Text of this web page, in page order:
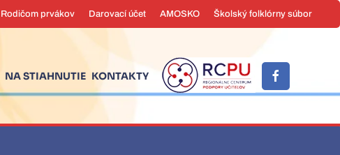
Rodičom prvákov Darovací účet AMOSKO Školský folklórny súbor
NA STIAHNUTIE KONTAKTY